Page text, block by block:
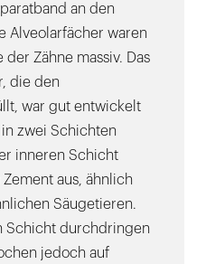
an den
Alveolarfächer waren
Zähne massiv. Das
die den
war gut entwickelt
zwei Schichten
inneren Schicht
aus, ähnlich
Säugetieren.
Schicht durchdringen
jedoch auf